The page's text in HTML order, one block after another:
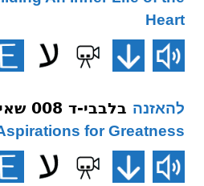
Heart
להאזנה בלבבי-ד 008 שאיפות גדרן ומהותן
for Greatness